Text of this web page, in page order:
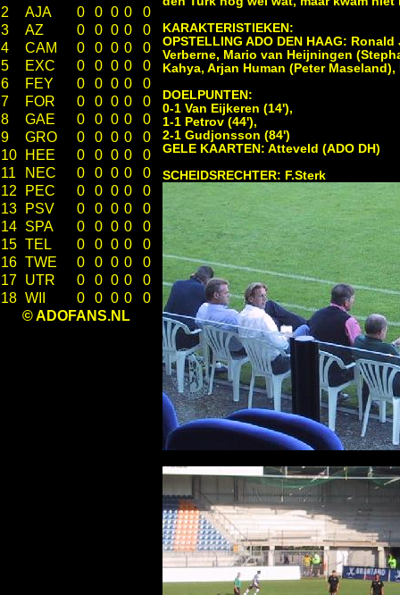
2
AJA 0 0 0 0
0
3
AZ 0 0 0 0
0
4
CAM 0 0 0 0
0
5
EXC 0 0 0 0
0
6
FEY 0 0 0 0
0
7
FOR 0 0 0 0
0
8
GAE 0 0 0 0
0
9
GRO 0 0 0 0
0
10
HEE 0 0 0 0
0
11
NEC 0 0 0 0
0
12
PEC 0 0 0 0
0
13
PSV 0 0 0 0
0
14 SPA 0 0 0 0
0
15 TEL 0 0 0 0
0
16 TWE 0 0 0 0
0
17 UTR 0 0 0 0
0
18 WII 0 0 0 0
0
© ADOFANS.NL
KARAKTERISTIEKEN:
OPSTELLING ADO DEN HAAG:
Verberne, Mario van Heijningen
Kahya, Arjan Human (Peter
DOELPUNTEN:
0-1 Van Eijkeren (14'),
1-1 Petrov (44'),
2-1 Gudjonsson (84')
GELE KAARTEN: Atteveld (ADO DH)
SCHEIDSRECHTER: F.Sterk